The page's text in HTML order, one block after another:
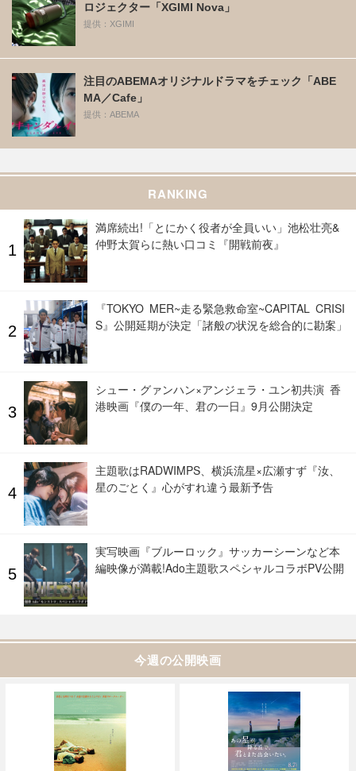
ロジェクター「XGIMI Nova」
提供：XGIMI
注目のABEMAオリジナルドラマをチェック「ABE
MA／Cafe」
提供：ABEMA
RANKING
満席続出!「とにかく役者が全員いい」池松壮亮&
仲野太賀らに熱い口コミ『開戦前夜』
『TOKYO MER~走る緊急救命室~CAPITAL CRISI
S』公開延期が決定「諸般の状況を総合的に勘案」
シュー・グァンハン×アンジェラ・ユン初共演 香
港映画『僕の一年、君の一日』9月公開決定
主題歌はRADWIMPS、横浜流星×広瀬すず『汝、
星のごとく』心がすれ違う最新予告
実写映画『ブルーロック』サッカーシーンなど本
編映像が満載!Ado主題歌スペシャルコラボPV公開
今週の公開映画